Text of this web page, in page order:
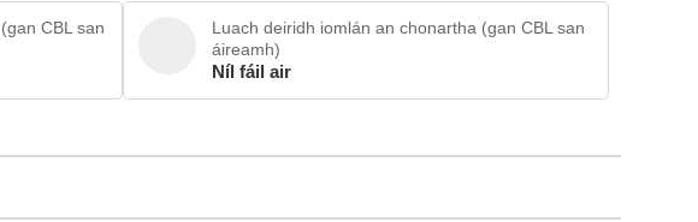
CBL san
Luach deiridh iomlán an chonartha (gan CBL san
áireamh)
Níl fáil air